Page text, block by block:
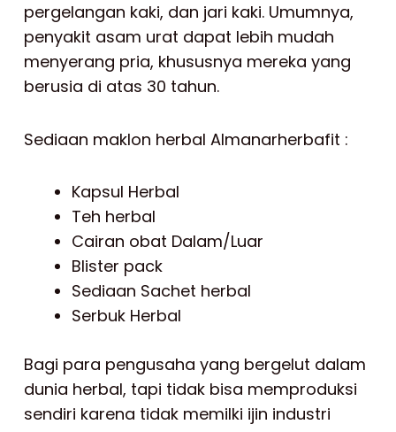
pergelangan kaki, dan jari kaki. Umumnya,
penyakit asam urat dapat lebih mudah
menyerang pria, khususnya mereka yang
berusia di atas 30 tahun.
Sediaan maklon herbal Almanarherbafit :
Kapsul Herbal
Teh herbal
Cairan obat Dalam/Luar
Blister pack
Sediaan Sachet herbal
Serbuk Herbal
Bagi para pengusaha yang bergelut dalam
dunia herbal, tapi tidak bisa memproduksi
sendiri karena tidak memilki ijin industri